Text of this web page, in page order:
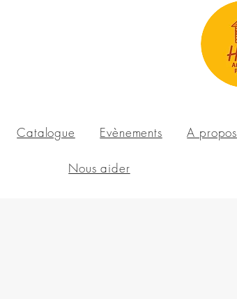
Catalogue Evènements A propos
Nous aider